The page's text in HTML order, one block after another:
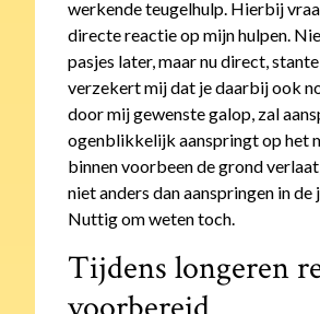
werkende teugelhulp. Hierbij
directe reactie op mijn hulpen.
pasjes later, maar nu direct,
verzekert mij dat je daarbij ook
door mij gewenste galop, zal
ogenblikkelijk aanspringt op het
binnen voorbeen de grond
niet anders dan aanspringen in de
Nuttig om weten toch.
Tijdens longeren